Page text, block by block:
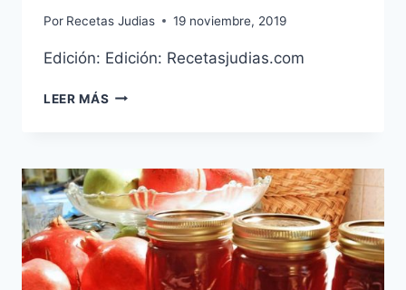
Por Recetas Judias 19 noviembre, 2019
Edición: Edición: Recetasjudias.com
LEER MÁS HELADO